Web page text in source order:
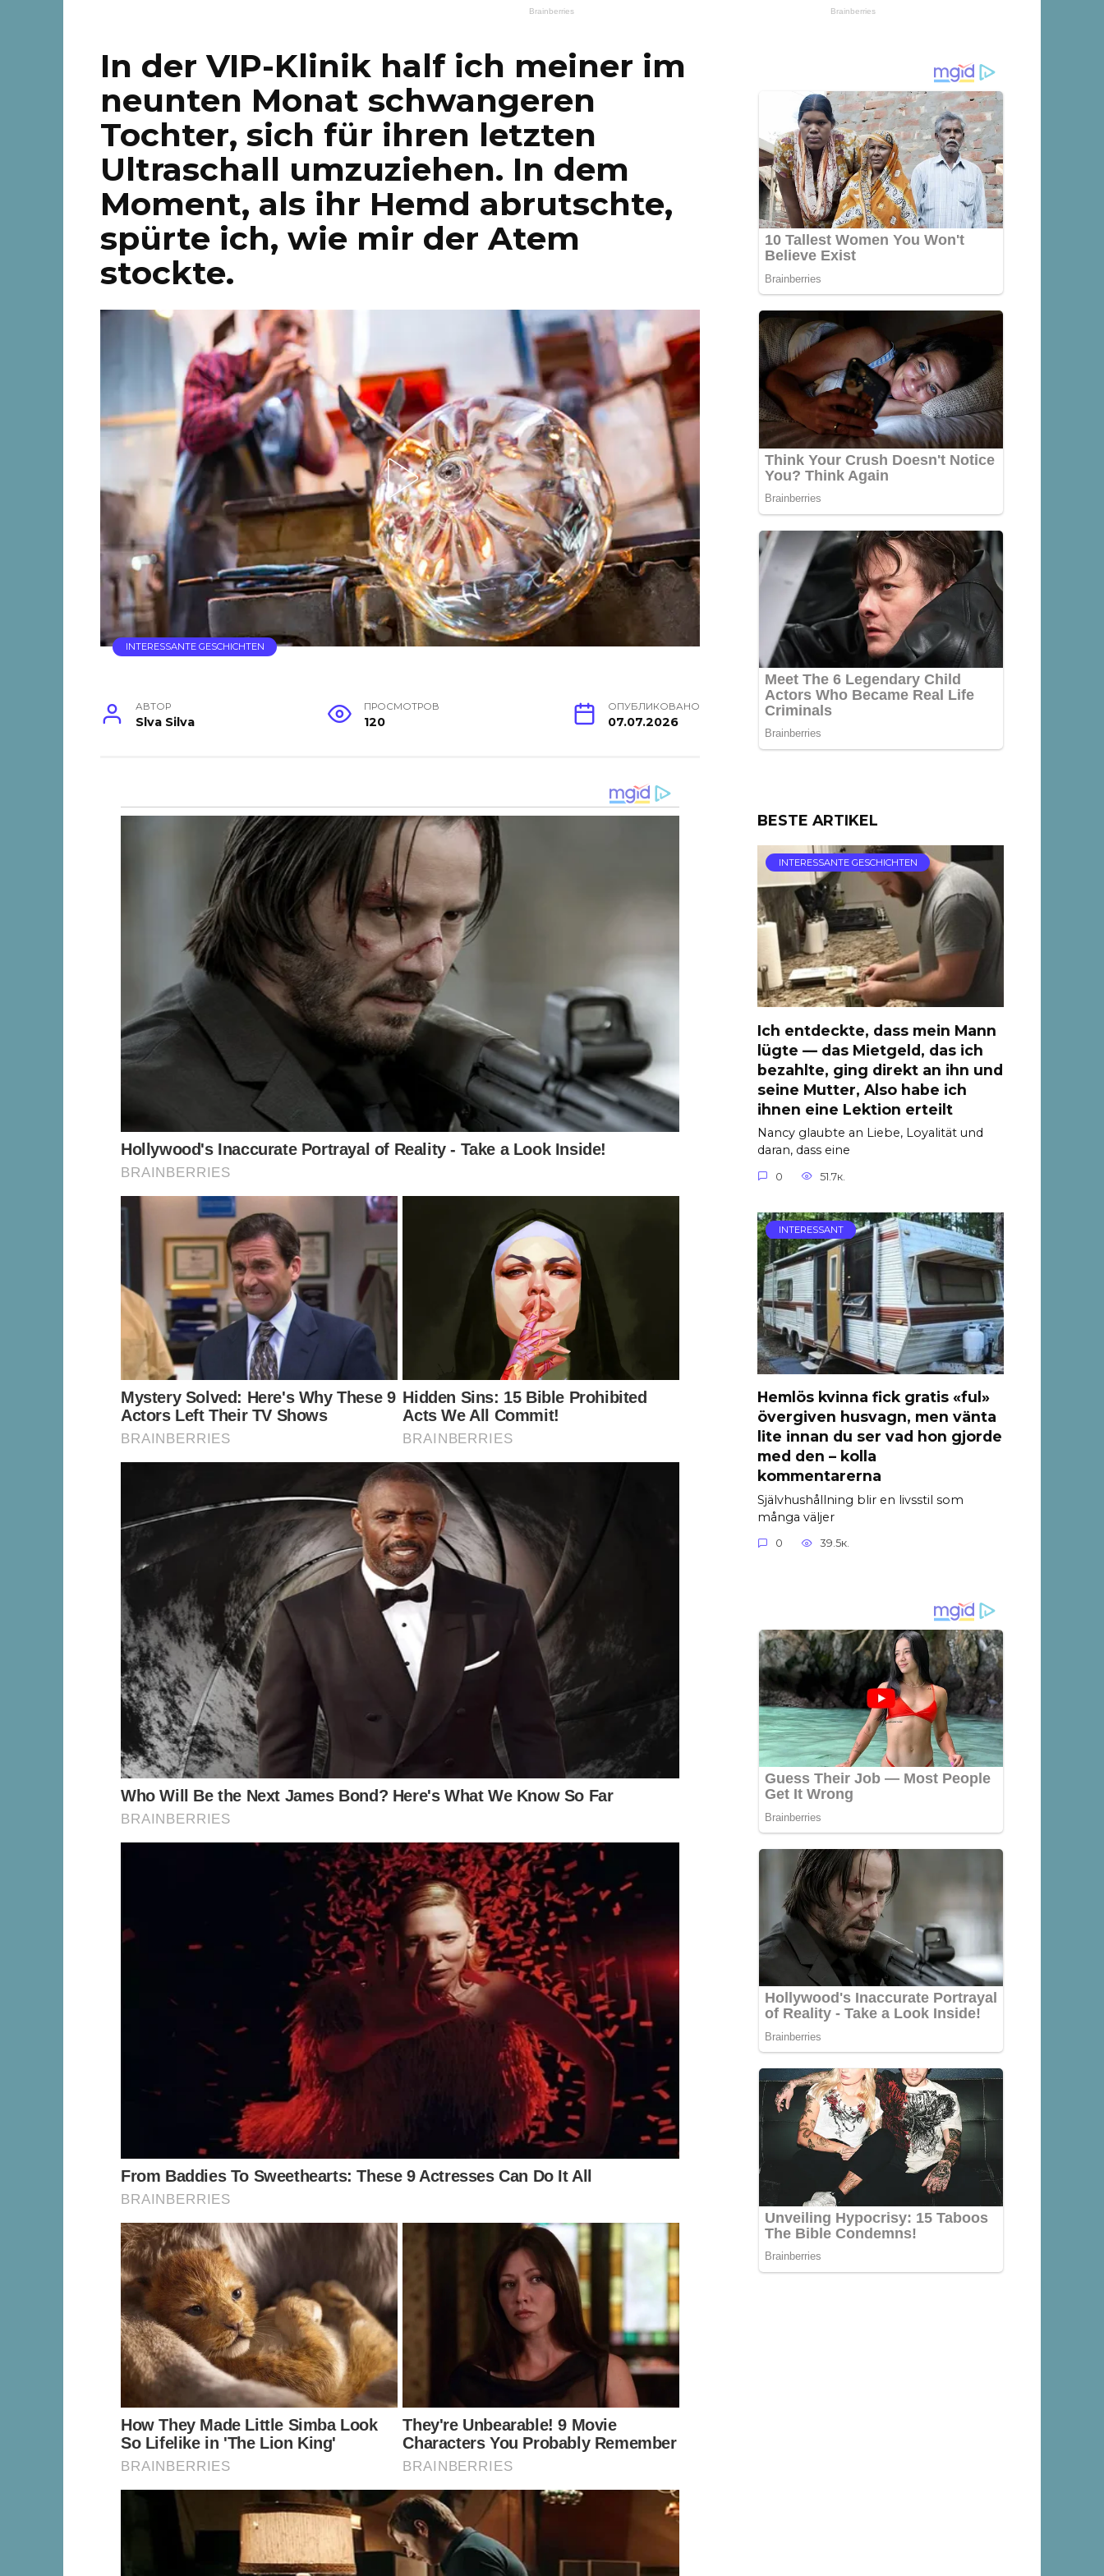
In der VIP-Klinik half ich meiner im
neunten Monat schwangeren
Tochter, sich für ihren letzten
Ultraschall umzuziehen. In dem
Moment, als ihr Hemd abrutschte,
spürte ich, wie mir der Atem
stockte.
INTERESSANTE GESCHICHTEN
АВТОР
Slva Silva
ПРОСМОТРОВ
120
ОПУБЛИКОВАНО
07.07.2026
BESTE ARTIKEL
INTERESSANTE GESCHICHTEN
Ich entdeckte, dass mein Mann
lügte — das Mietgeld, das ich
bezahlte, ging direkt an ihn und
seine Mutter, Also habe ich
ihnen eine Lektion erteilt
Nancy glaubte an Liebe, Loyalität und
daran, dass eine
0 51.7к.
INTERESSANT
Hemlös kvinna fick gratis «ful»
övergiven husvagn, men vänta
lite innan du ser vad hon gjorde
med den – kolla
kommentarerna
Självhushållning blir en livsstil som
många väljer
0 39.5к.